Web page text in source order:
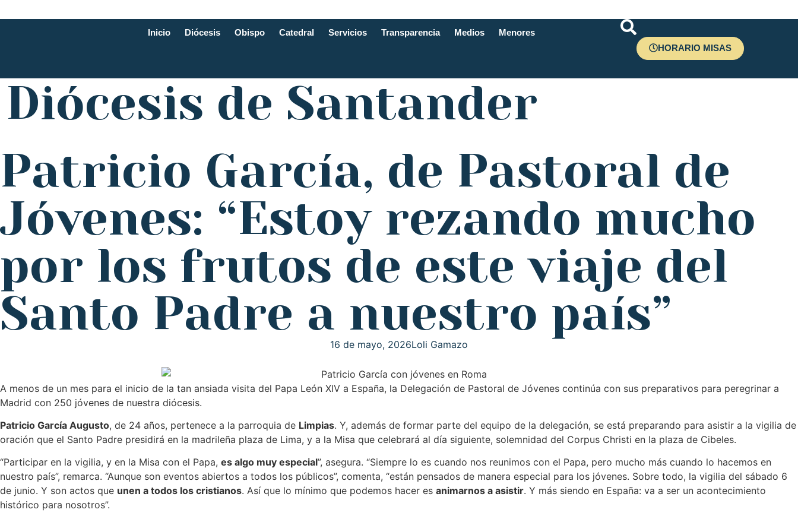
Inicio Diócesis Obispo Catedral Servicios Transparencia Medios
Menores
HORARIO MISAS
Diócesis de Santander
Patricio García, de Pastoral de
Jóvenes: “Estoy rezando mucho
por los frutos de este viaje del
Santo Padre a nuestro país”
16 de mayo, 2026Loli Gamazo
A menos de un mes para el inicio de la tan ansiada visita del Papa León XIV a España, la Delegación de Pastoral de Jóvenes continúa con sus preparativos para peregrinar a
Madrid con 250 jóvenes de nuestra diócesis.
Patricio García Augusto, de 24 años, pertenece a la parroquia de Limpias. Y, además de formar parte del equipo de la delegación, se está preparando para asistir a la vigilia de
oración que el Santo Padre presidirá en la madrileña plaza de Lima, y a la Misa que celebrará al día siguiente, solemnidad del Corpus Christi en la plaza de Cibeles.
“Participar en la vigilia, y en la Misa con el Papa, es algo muy especial”, asegura. “Siempre lo es cuando nos reunimos con el Papa, pero mucho más cuando lo hacemos en
nuestro país”, remarca. “Aunque son eventos abiertos a todos los públicos”, comenta, “están pensados de manera especial para los jóvenes. Sobre todo, la vigilia del sábado 6
de junio. Y son actos que unen a todos los cristianos. Así que lo mínimo que podemos hacer es animarnos a asistir. Y más siendo en España: va a ser un acontecimiento
histórico para nosotros”.